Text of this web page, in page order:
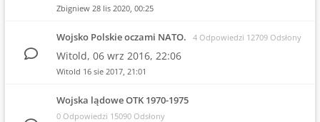
Zbigniew 28 lis 2020, 00:25
Wojsko Polskie oczami NATO. 4 Odpowiedzi 12709 Odsłony
Witold, 06 wrz 2016, 22:06
Witold 16 sie 2017, 21:01
Wojska lądowe OTK 1970-1975
0 Odpowiedzi 15090 Odsłony